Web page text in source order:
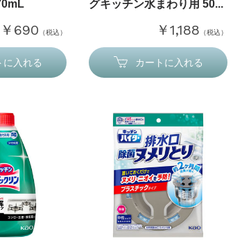
￥690 （税込）
に入れる
グキッチン水まわり用 50...
￥1,188 （税込）
カートに入れる